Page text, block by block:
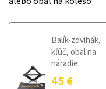
Balík-zdvihák,
kľúč, obal na
náradie
45 €